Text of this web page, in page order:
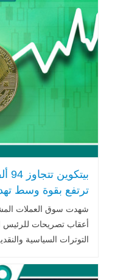
ترتفع بقوة وسط
شهدت سوق العملات
أعقاب تصريحات للرئيس
التوترات السياسية